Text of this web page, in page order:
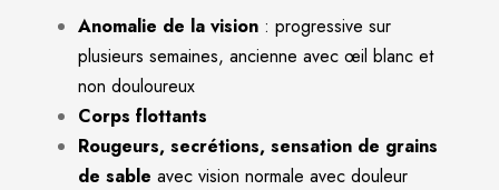
Anomalie de la vision : progressive sur
plusieurs semaines, ancienne avec œil blanc et
non douloureux
Corps flottants
Rougeurs, secrétions, sensation de grains
de sable avec vision normale avec douleur